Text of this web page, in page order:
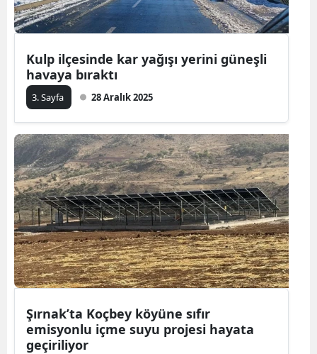
Kulp ilçesinde kar yağışı yerini güneşli
havaya bıraktı
3. Sayfa 28 Aralık 2025
Şırnak’ta Koçbey köyüne sıfır
emisyonlu içme suyu projesi hayata
geçiriliyor